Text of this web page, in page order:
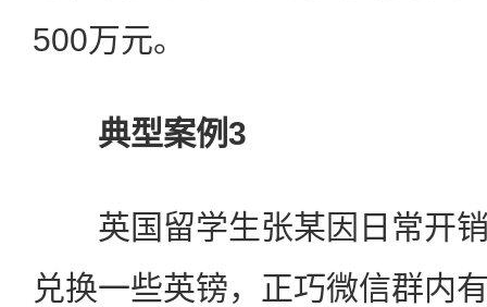
500万元。
典型案例3
英国留学生张某因日常开销
兑换一些英镑，正巧微信群内